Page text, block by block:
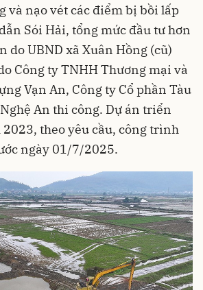
và nạo vét các điểm bị bồi lấp
Sói Hải, tổng mức đầu tư hơn
do UBND xã Xuân Hồng (cũ)
Công ty TNHH Thương mại và
Vạn An, Công ty Cổ phần Tàu
An thi công. Dự án triển
theo yêu cầu, công trình
ngày 01/7/2025.